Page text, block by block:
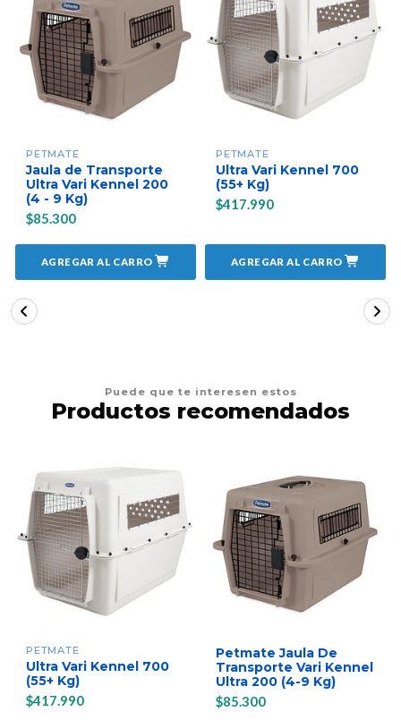
PETMATE
Jaula de Transporte
Ultra Vari Kennel 200
(4 - 9 Kg)
$85.300
AGREGAR AL CARRO
PETMATE
Ultra Vari Kennel 700
(55+ Kg)
$417.990
AGREGAR AL CARRO
Puede que te interesen estos
Productos recomendados
PETMATE
Ultra Vari Kennel 700
(55+ Kg)
$417.990
Petmate Jaula De
Transporte Vari Kennel
Ultra 200 (4-9 Kg)
$85.300